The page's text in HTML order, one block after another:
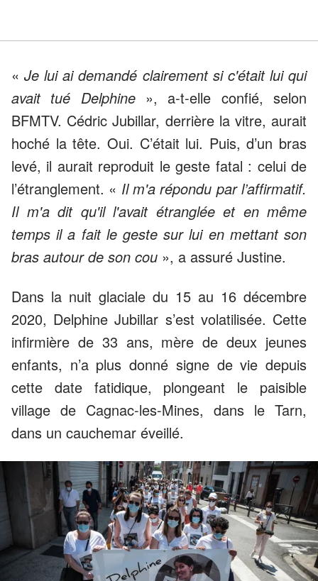
«Je lui ai demandé clairement si c'était lui qui
avait tué Delphine», a-t-elle confié, selon
BFMTV. Cédric Jubillar, derrière la vitre, aurait
hoché la tête. Oui. C’était lui. Puis, d’un bras
levé, il aurait reproduit le geste fatal : celui de
l’étranglement. « Il m'a répondu par l’affirmatif.
Il m'a dit qu'il l'avait étranglée et en même
temps il a fait le geste sur lui en mettant son
bras autour de son cou », a assuré Justine.
Dans la nuit glaciale du 15 au 16 décembre
2020, Delphine Jubillar s’est volatilisée. Cette
infirmière de 33 ans, mère de deux jeunes
enfants, n’a plus donné signe de vie depuis
cette date fatidique, plongeant le paisible
village de Cagnac-les-Mines, dans le Tarn,
dans un cauchemar éveillé.